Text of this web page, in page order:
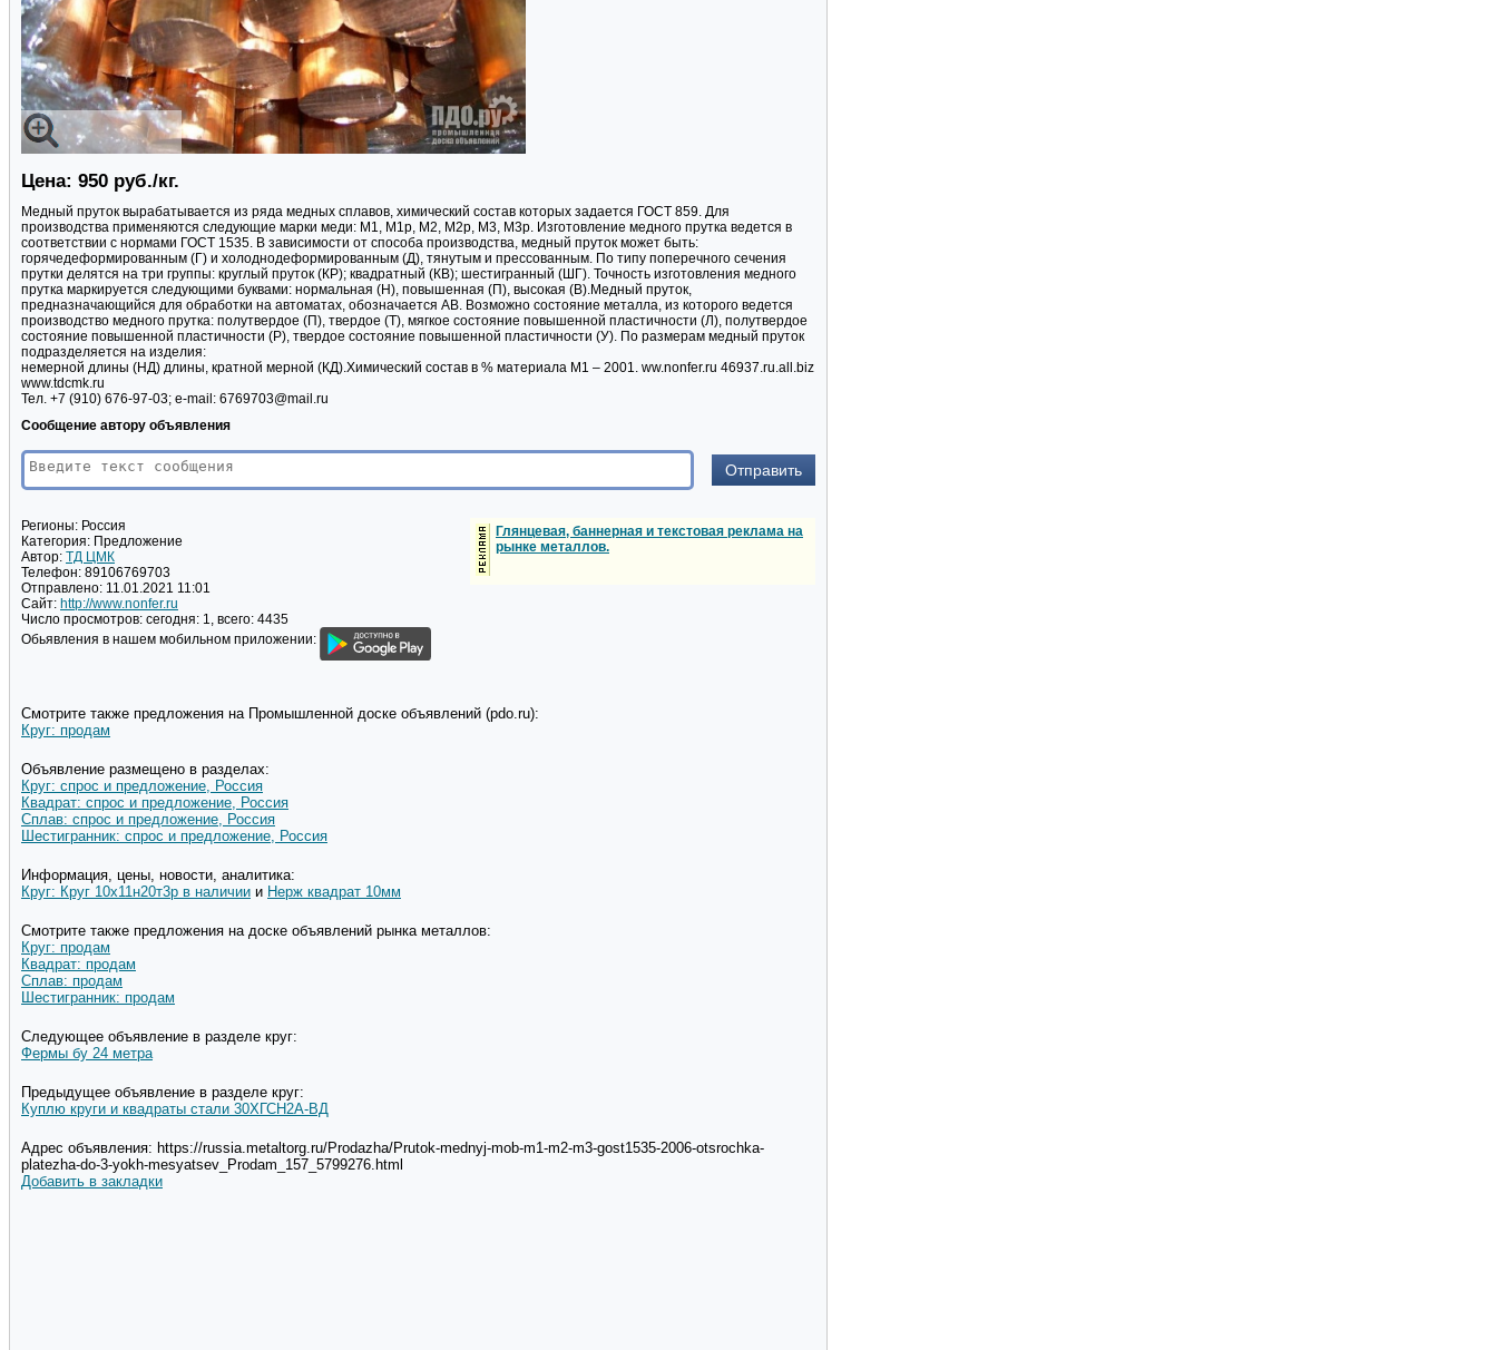
Цена: 950 руб./кг.
Медный пруток вырабатывается из ряда медных сплавов, химический состав которых задается ГОСТ 859. Для
производства применяются следующие марки меди: М1, М1p, М2, М2p, М3, М3p. Изготовление медного прутка ведется в
соответствии с нормами ГОСТ 1535. В зависимости от способа производства, медный пруток может быть:
горячедеформированным (Г) и холоднодеформированным (Д), тянутым и прессованным. По типу поперечного сечения
прутки делятся на три группы: круглый пруток (КР); квадратный (КВ); шестигранный (ШГ). Точность изготовления медного
прутка маркируется следующими буквами: нормальная (Н), повышенная (П), высокая (В).Медный пруток,
предназначающийся для обработки на автоматах, обозначается АВ. Возможно состояние металла, из которого ведется
производство медного прутка: полутвердое (П), твердое (Т), мягкое состояние повышенной пластичности (Л), полутвердое
состояние повышенной пластичности (Р), твердое состояние повышенной пластичности (У). По размерам медный пруток
подразделяется на изделия:
немерной длины (НД) длины, кратной мерной (КД).Химический состав в % материала М1 – 2001. ww.nonfer.ru 46937.ru.all.biz
www.tdcmk.ru
Тел. +7 (910) 676-97-03; e-mail: 6769703@mail.ru
Сообщение автору объявления
Регионы: Россия
Категория: Предложение
Автор: ТД ЦМК
Телефон: 89106769703
Отправлено: 11.01.2021 11:01
Сайт: http://www.nonfer.ru
Число просмотров: сегодня: 1, всего: 4435
Обьявления в нашем мобильном приложении:
Глянцевая, баннерная и текстовая реклама на
рынке металлов.
Смотрите также предложения на Промышленной доске объявлений (pdo.ru):
Круг: продам
Объявление размещено в разделах:
Круг: спрос и предложение, Россия
Квадрат: спрос и предложение, Россия
Сплав: спрос и предложение, Россия
Шестигранник: спрос и предложение, Россия
Информация, цены, новости, аналитика:
Круг: Круг 10х11н20т3р в наличии и Нерж квадрат 10мм
Смотрите также предложения на доске объявлений рынка металлов:
Круг: продам
Квадрат: продам
Сплав: продам
Шестигранник: продам
Следующее объявление в разделе круг:
Фермы бу 24 метра
Предыдущее объявление в разделе круг:
Куплю круги и квадраты стали 30ХГСН2А-ВД
Адрес объявления: https://russia.metaltorg.ru/Prodazha/Prutok-mednyj-mob-m1-m2-m3-gost1535-2006-otsrochka-
platezha-do-3-yokh-mesyatsev_Prodam_157_5799276.html
Добавить в закладки